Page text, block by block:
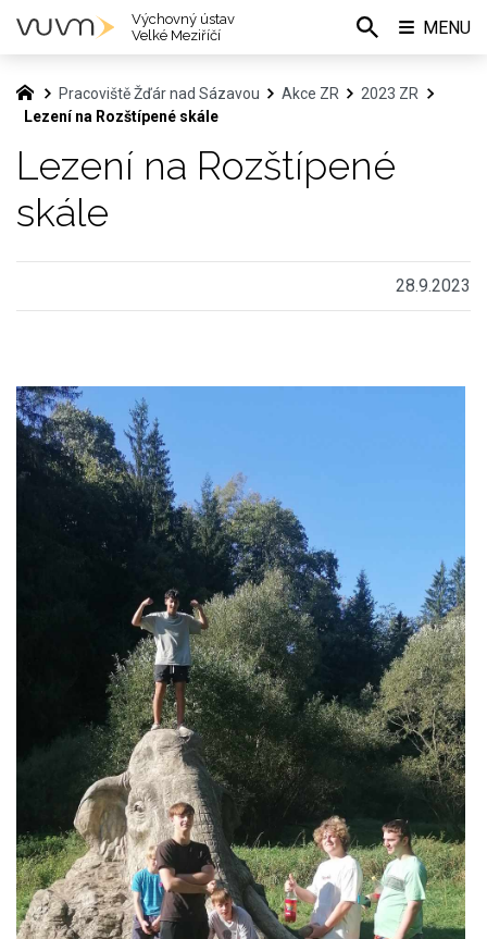
Pracoviště Žďár nad Sázavou Akce ZR
2023 ZR
Lezení na Rozštípené skále
Lezení na Rozštípené
skále
28.9.2023
Výchovný ústav
Velké Meziříčí
MENU